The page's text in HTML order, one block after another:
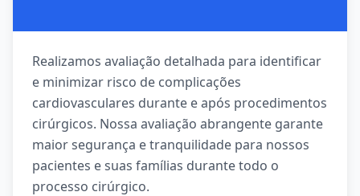
Realizamos avaliação detalhada para identificar
e minimizar risco de complicações
cardiovasculares durante e após procedimentos
cirúrgicos. Nossa avaliação abrangente garante
maior segurança e tranquilidade para nossos
pacientes e suas famílias durante todo o
processo cirúrgico.